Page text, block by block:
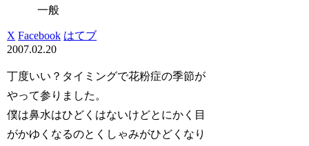
一般
X Facebook はてブ
2007.02.20
丁度いい？タイミングで花粉症の季節が
やって参りました。
僕は鼻水はひどくはないけどとにかく目
がかゆくなるのとくしゃみがひどくなり